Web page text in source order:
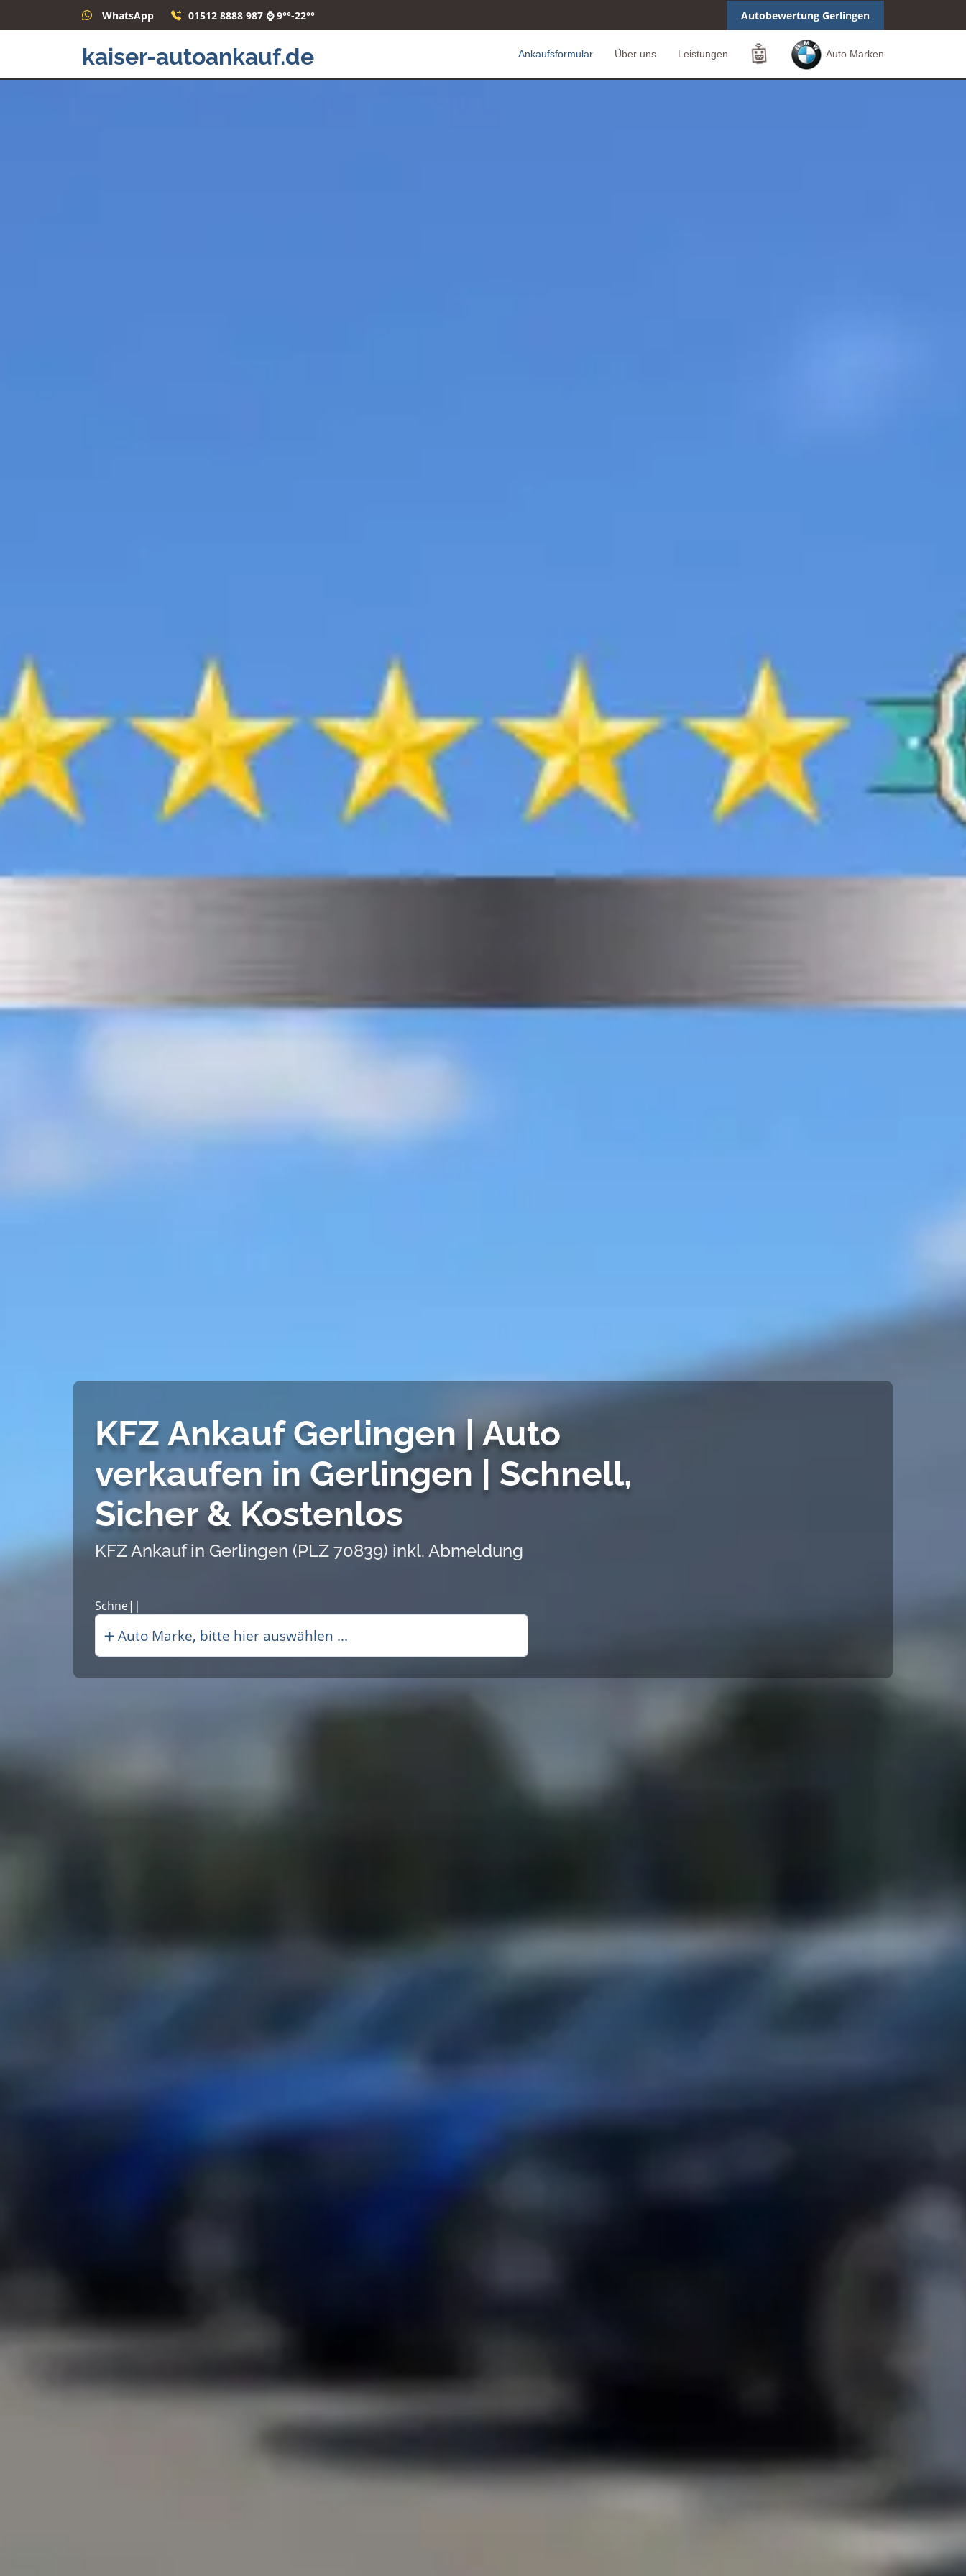
WhatsApp 01512 8888 987 ⌚ 9°°-22°° Autobewertung Gerlingen
kaiser-autoankauf.de Ankaufsformular Über uns Leistungen 🤖 Auto Marken
KFZ Ankauf Gerlingen | Auto
verkaufen in Gerlingen | Schnell,
Sicher & Kostenlos
KFZ Ankauf in Gerlingen (PLZ 70839) inkl. Abmeldung
Schneller Autoanka|